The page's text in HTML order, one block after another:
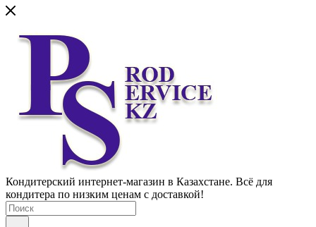
Кондитерский интернет-магазин в Казахстане. Всё для
кондитера по низким ценам с доставкой!